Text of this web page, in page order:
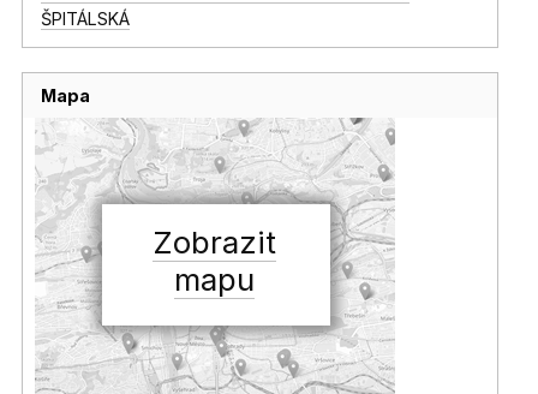
ŠPITÁLSKÁ
Mapa
Zobrazit
mapu